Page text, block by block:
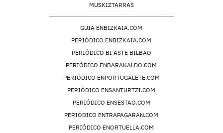
MUSKIZTARRAS
GUIA ENBIZKAIA.COM
PERIÓDICO ENBIZKAIA.COM
PERIÓDICO BI ASTE BILBAO
PERIÓDICO ENBARAKALDO.COM
PERIÓDICO ENPORTUGALETE.COM
PERIÓDICO ENSANTURTZI.COM
PERIÓDICO ENSESTAO.COM
PERIÓDICO ENTRAPAGARAN.COM
PERIÓDICO ENORTUELLA.COM